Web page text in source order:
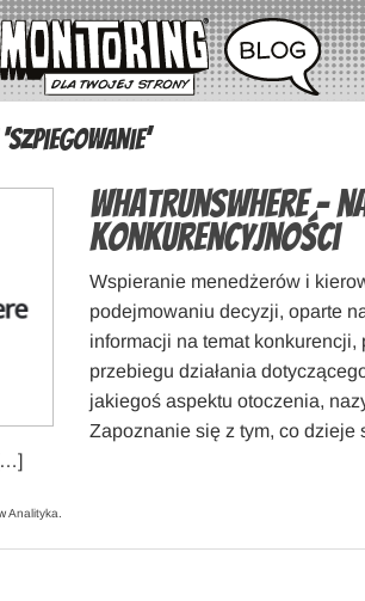
WhatRunsWhere –
konkurencyjności
Wspieranie menedżerów i
podejmowaniu decyzji, oparte
informacji na temat
przebiegu działania
jakiegoś aspektu otoczenia,
Zapoznanie się z tym, co dzieje
Analityka